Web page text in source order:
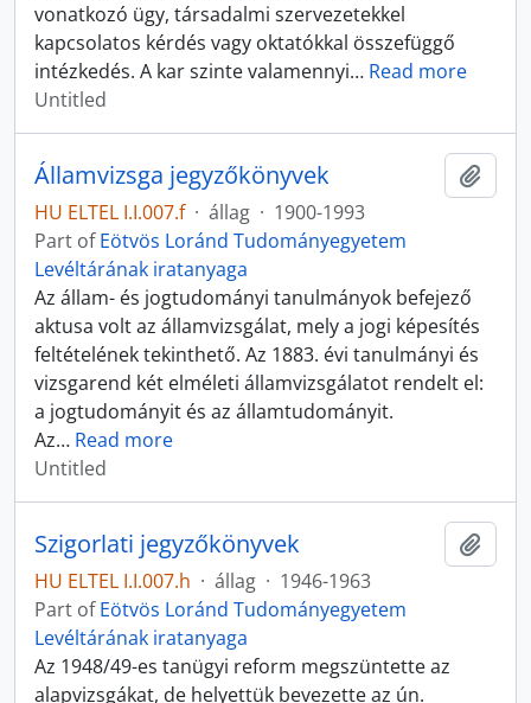
vonatkozó ügy, társadalmi szervezetekkel
kapcsolatos kérdés vagy oktatókkal összefüggő
intézkedés. A kar szinte valamennyi… Read more
Untitled
Államvizsga jegyzőkönyvek
HU ELTEL I.I.007.f · állag · 1900-1993
Part ofEötvös Loránd Tudományegyetem
Levéltárának iratanyaga
Az állam- és jogtudományi tanulmányok befejező
aktusa volt az államvizsgálat, mely a jogi képesítés
feltételének tekinthető. Az 1883. évi tanulmányi és
vizsgarend két elméleti államvizsgálatot rendelt el:
a jogtudományit és az államtudományit.
Az… Read more
Untitled
Szigorlati jegyzőkönyvek
HU ELTEL I.I.007.h · állag · 1946-1963
Part ofEötvös Loránd Tudományegyetem
Levéltárának iratanyaga
Az 1948/49-es tanügyi reform megszüntette az
alapvizsgákat, de helyettük bevezette az ún.